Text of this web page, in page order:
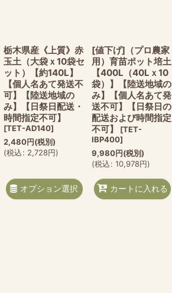
栃木県産《上質》赤
玉土（大袋ｘ10袋セ
ット）【約140L】
【個人名あて発送不
可】【陸送地域の
み】【日祭日配送・
時間指定不可】
[TET-AD140]
2,480円(税別)
(税込: 2,728円)
オプション選択
[値下げ]（プロ農家
用）育苗ポット培土
【400L（40Lｘ10
袋）】【陸送地域の
み】【個人名あて発
送不可】【日祭日の
配送および時間指定
不可】
[TET-
IBP400]
9,980円(税別)
(税込: 10,978円)
カートに入れる